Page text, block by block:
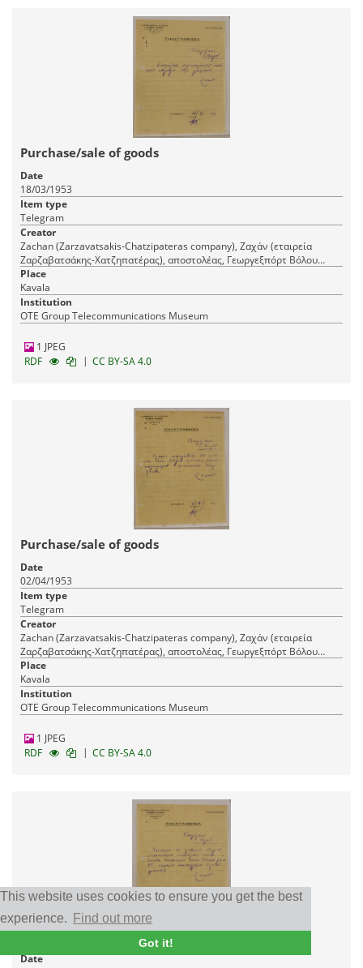
This website uses cookies to ensure you get the best
experience.
Find out more
Got it!
Purchase/sale of goods
Date
18/03/1953
Item type
Telegram
Creator
Zachan (Zarzavatsakis-Chatzipateras company), Ζαχάν (εταιρεία
Ζαρζαβατσάκης-Χατζηπατέρας), αποστολέας, Γεωργεξπόρτ Βόλου
(εταιρεία), παραλήπτης, GeorgExport in Volos (company)
Place
Kavala
Institution
OTE Group Telecommunications Museum
1 JPEG
RDF
| CC BY-SA 4.0
Purchase/sale of goods
Date
02/04/1953
Item type
Telegram
Creator
Zachan (Zarzavatsakis-Chatzipateras company), Ζαχάν (εταιρεία
Ζαρζαβατσάκης-Χατζηπατέρας), αποστολέας, Γεωργεξπόρτ Βόλου
(εταιρεία), παραλήπτης, GeorgExport in Volos (company)
Place
Kavala
Institution
OTE Group Telecommunications Museum
1 JPEG
RDF
| CC BY-SA 4.0
Purchase/sale of goods
Date